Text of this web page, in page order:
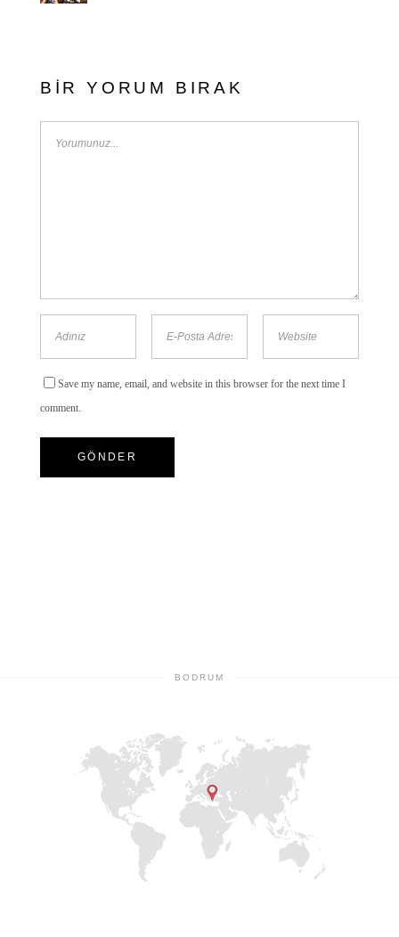
BIR YORUM BIRAK
Save my name, email, and website in this browser for the next time I
comment.
BODRUM